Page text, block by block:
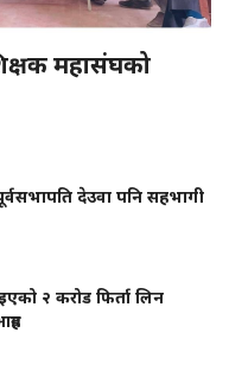
महासंघको
देउवा पनि सहभागी
२ करोड फिर्ता लिन